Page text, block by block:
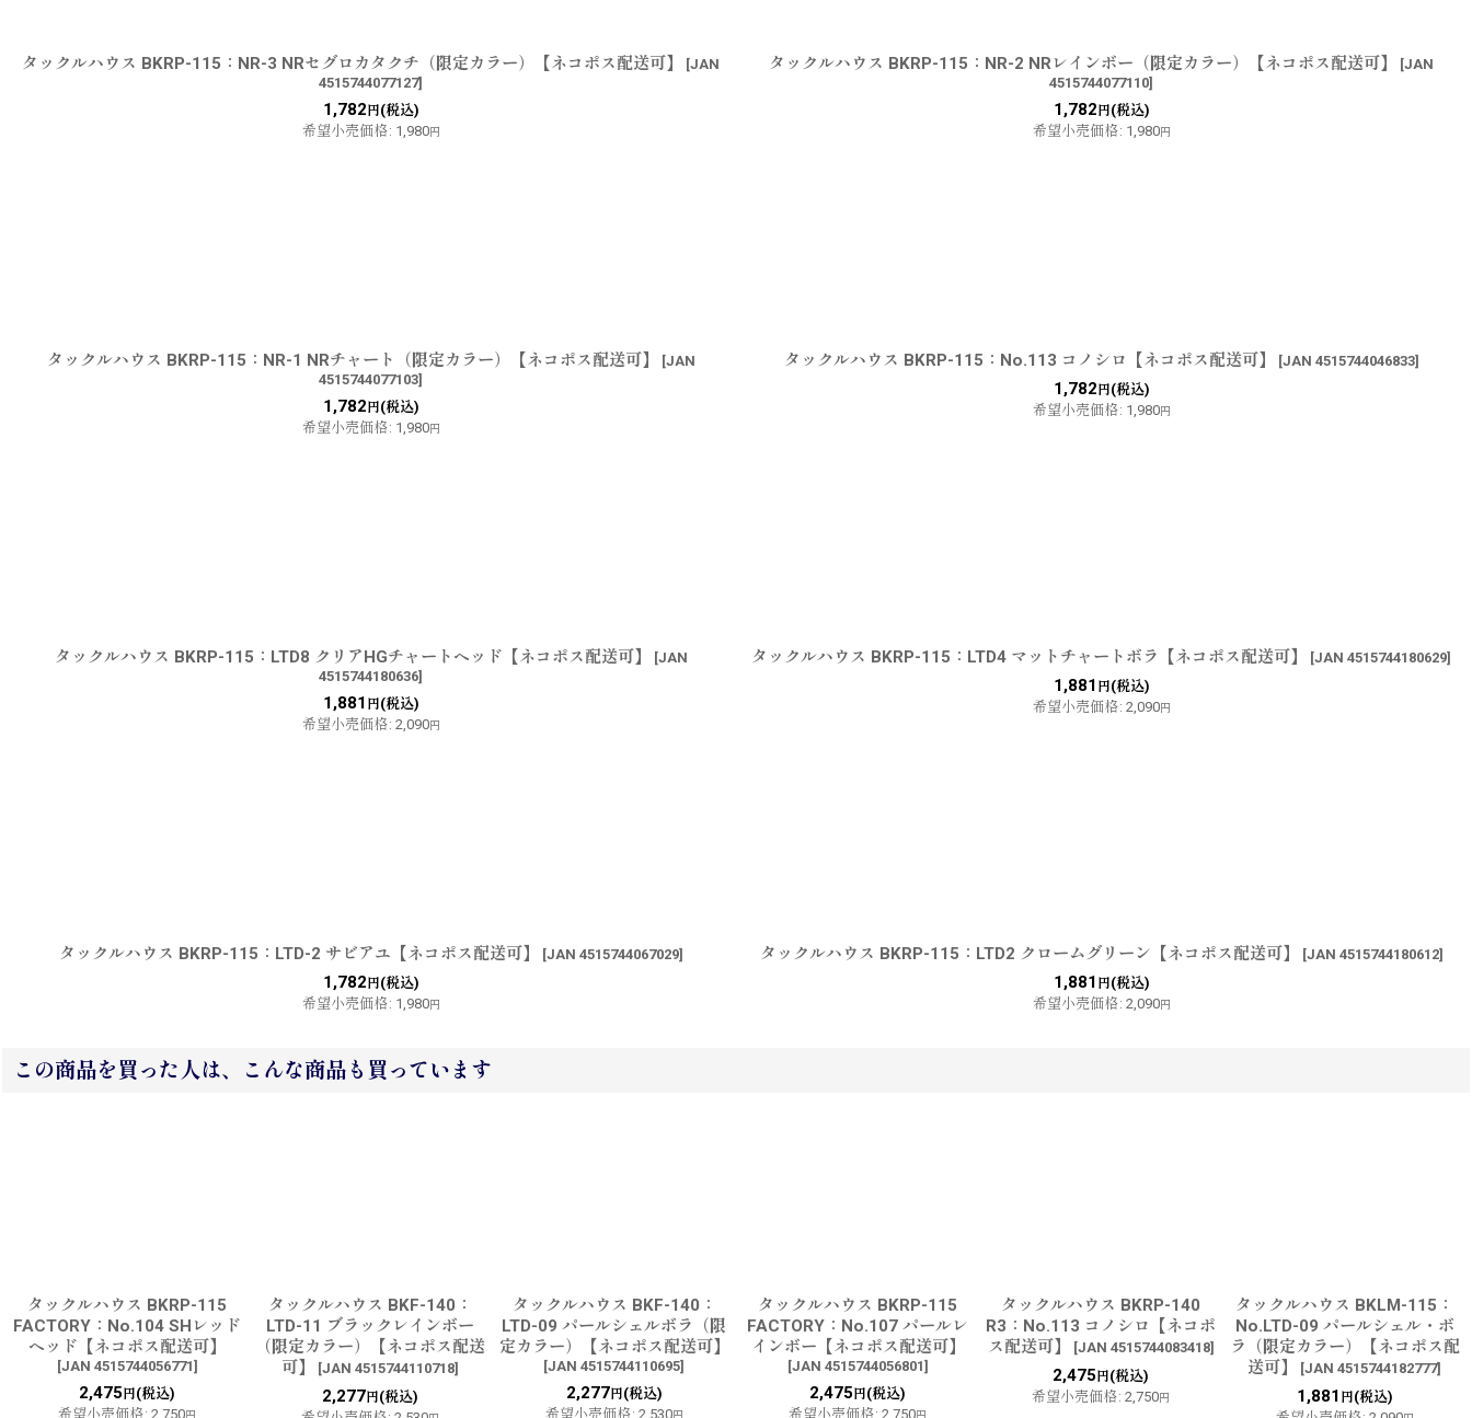
タックルハウス BKRP-115：NR-3 NRセグロカタクチ（限定カラー）【ネコポス配送可】 [JAN
4515744077127]
1,782 円(税込)
希望小売価格: 1,980円
タックルハウス BKRP-115：NR-2 NRレインボー（限定カラー）【ネコポス配送可】 [JAN
4515744077110]
1,782 円(税込)
希望小売価格: 1,980円
タックルハウス BKRP-115：NR-1 NRチャート（限定カラー）【ネコポス配送可】 [JAN
4515744077103]
1,782 円(税込)
希望小売価格: 1,980円
タックルハウス BKRP-115：No.113 コノシロ【ネコポス配送可】 [JAN 4515744046833]
1,782 円(税込)
希望小売価格: 1,980円
タックルハウス BKRP-115：LTD8 クリアHGチャートヘッド【ネコポス配送可】 [JAN
4515744180636]
1,881 円(税込)
希望小売価格: 2,090円
タックルハウス BKRP-115：LTD4 マットチャートボラ【ネコポス配送可】 [JAN 4515744180629]
1,881 円(税込)
希望小売価格: 2,090円
タックルハウス BKRP-115：LTD-2 サビアユ【ネコポス配送可】 [JAN 4515744067029]
1,782 円(税込)
希望小売価格: 1,980円
タックルハウス BKRP-115：LTD2 クロームグリーン【ネコポス配送可】 [JAN 4515744180612]
1,881 円(税込)
希望小売価格: 2,090円
この商品を買った人は、こんな商品も買っています
タックルハウス BKRP-115
FACTORY：No.104 SHレッド
ヘッド【ネコポス配送可】
[JAN 4515744056771]
2,475 円(税込)
希望小売価格: 2,750円
タックルハウス BKF-140：
LTD-11 ブラックレインボー
（限定カラー）【ネコポス配送
可】
[JAN 4515744110718]
2,277 円(税込)
タックルハウス BKF-140：
LTD-09 パールシェルボラ（限
定カラー）【ネコポス配送可】
[JAN 4515744110695]
2,277円(税込)
希望小売価格: 2,530円
タックルハウス BKRP-115
FACTORY：No.107 パールレ
インボー【ネコポス配送可】
[JAN 4515744056801]
2,475 円(税込)
希望小売価格: 2,750円
タックルハウス BKRP-140
R3：No.113 コノシロ【ネコポ
ス配送可】
[JAN 4515744083418]
2,475 円(税込)
希望小売価格: 2,750円
タックルハウス BKLM-115：
No.LTD-09 パールシェル・ボ
ラ（限定カラー）【ネコポス配
送可】
[JAN 4515744182777]
1,881 円(税込)